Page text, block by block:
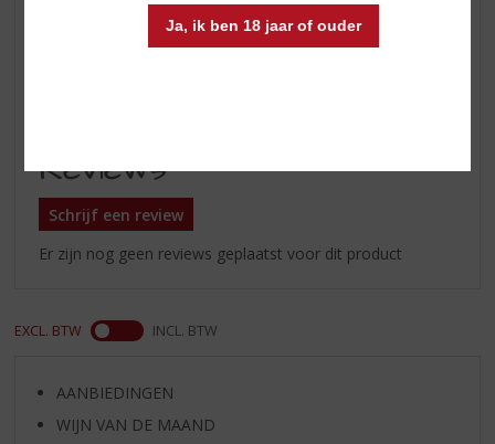
Ja, ik ben 18 jaar of ouder
en amandelspijs
Reviews
Schrijf een review
Er zijn nog geen reviews geplaatst voor dit product
EXCL. BTW INCL. BTW
AANBIEDINGEN
WIJN VAN DE MAAND